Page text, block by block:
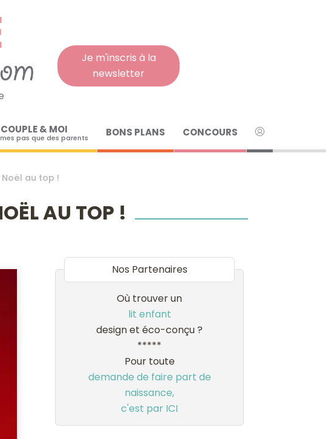
Je m'inscris à la
newsletter
& MOI
pas que des parents BONS PLANS CONCOURS
au top !
AU TOP !
Nos Partenaires
Où trouver un
lit enfant
design et éco-conçu ?
*****
Pour toute
demande de faire part de
naissance,
c'est par ICI